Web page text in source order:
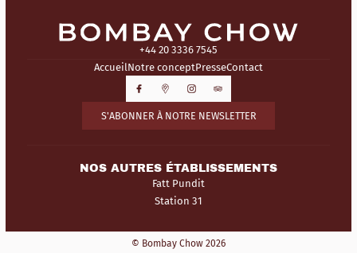
+44 20 3336 7545
AccueilNotre conceptPresseContact
S'ABONNER À NOTRE NEWSLETTER
NOS AUTRES ÉTABLISSEMENTS
Fatt Pundit
Station 31
© Bombay Chow 2026